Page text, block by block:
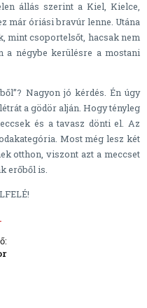
állás szerint a Kiel, Kielce,
már óriási bravúr lenne. Utána
mint csoportelsőt, hacsak nem
négybe kerülésre a mostani
Nagyon jó kérdés. Én úgy
a gödör alján. Hogy tényleg
és a tavasz dönti el. Az
Most még lesz két
otthon, viszont azt a meccset
erőből is.